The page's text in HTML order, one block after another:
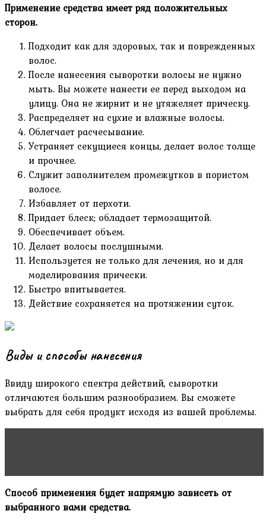
Применение средства имеет ряд положительных
сторон.
Подходит как для здоровых, так и поврежденных
волос.
После нанесения сыворотки волосы не нужно
мыть. Вы можете нанести ее перед выходом на
улицу. Она не жирнит и не утяжеляет прическу.
Распределяет на сухие и влажные волосы.
Облегчает расчесывание.
Устраняет секущиеся концы, делает волос толще
и прочнее.
Служит заполнителем промежутков в пористом
волосе.
Избавляет от перхоти.
Придает блеск; обладает термозащитой.
Обеспечивает объем.
Делает волосы послушными.
Используется не только для лечения, но и для
моделирования прически.
Быстро впитывается.
Действие сохраняется на протяжении суток.
Виды и способы нанесения
Ввиду широкого спектра действий, сыворотки
отличаются большим разнообразием. Вы сможете
выбрать для себя продукт исходя из вашей проблемы.
Способ применения будет напрямую зависеть от
выбранного вами средства.